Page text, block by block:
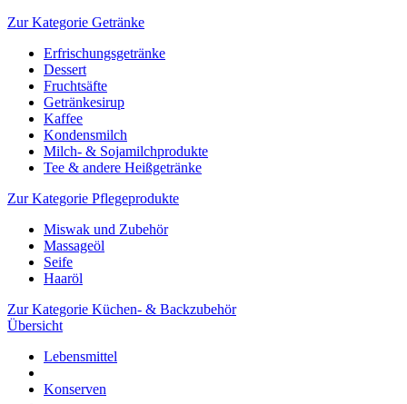
Zur Kategorie Getränke
Erfrischungsgetränke
Dessert
Fruchtsäfte
Getränkesirup
Kaffee
Kondensmilch
Milch- & Sojamilchprodukte
Tee & andere Heißgetränke
Zur Kategorie Pflegeprodukte
Miswak und Zubehör
Massageöl
Seife
Haaröl
Zur Kategorie Küchen- & Backzubehör
Übersicht
Lebensmittel
Konserven